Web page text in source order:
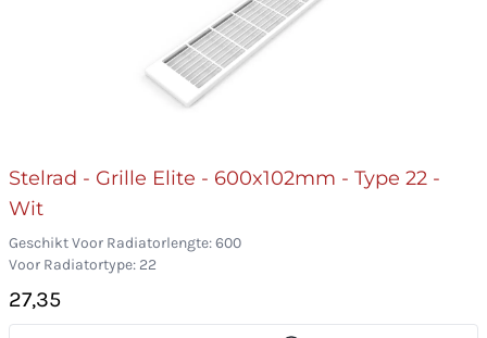
Stelrad - Grille Elite - 600x102mm - Type 22 -
Wit
Geschikt Voor Radiatorlengte: 600
Voor Radiatortype: 22
27,35